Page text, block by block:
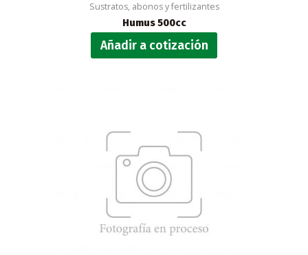
Sustratos, abonos y fertilizantes
Humus 500cc
Añadir a cotización